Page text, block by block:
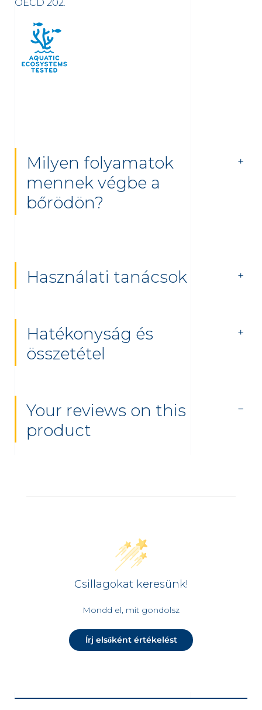
OECD 202.
Milyen folyamatok
mennek végbe a
bőrödön?
Használati tanácsok
Hatékonyság és
összetétel
Your reviews on this
product
Csillagokat keresünk!
Mondd el, mit gondolsz
Írj elsőként értékelést